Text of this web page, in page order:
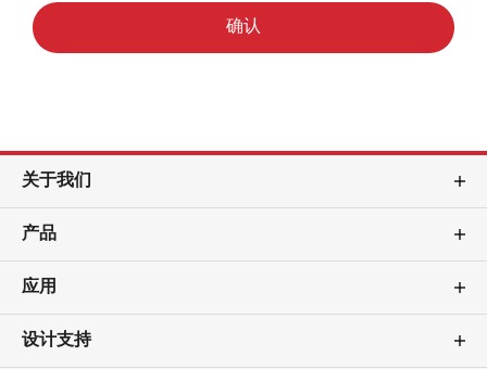
确认
关于我们
产品
应用
设计支持